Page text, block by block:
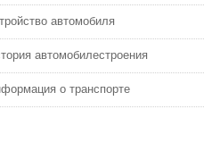
автомобиля
автомобилестроения
о транспорте